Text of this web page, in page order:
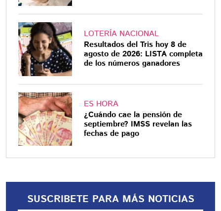
LOTERÍA NACIONAL
Resultados del Tris hoy 8 de
agosto de 2026: LISTA completa
de los números ganadores
ES HORA
¿Cuándo cae la pensión de
septiembre? IMSS revelan las
fechas de pago
SUSCRIBETE PARA MÁS NOTICIAS